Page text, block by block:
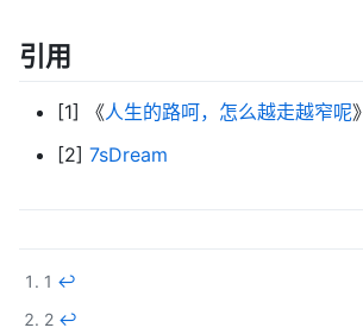
引用
[1] 《人生的路呵，怎么越走越窄呢》
[2] 7sDream
1 ↩︎
2 ↩︎